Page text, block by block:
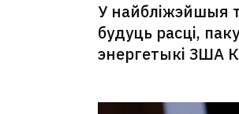
У найбліжэйшыя
будуць расці,
энергетыкі ЗША